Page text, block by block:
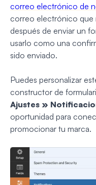
correo electrónico de
correo electrónico que
después de enviar un
usarlo como una
sido enviado.
Puedes personalizar
constructor de
Ajustes »
oportunidad para
promocionar tu marca.